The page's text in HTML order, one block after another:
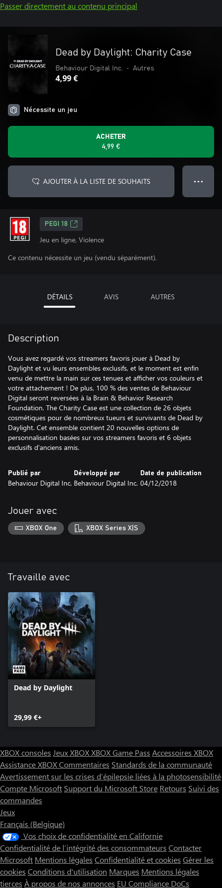
Passer directement au contenu principal
Dead by Daylight: Charity Case
Behaviour Digital Inc. • Autres
4,99 €
Nécessite un jeu
ACHETER
4,99 €
AJOUTER À LA LISTE DE SOUHAITS ● ● ●
PEGI 18
Jeu en ligne, Violence
Ce contenu nécessite un jeu (vendu séparément).
DÉTAILS AVIS AUTRES
Description
Vous avez regardé vos streamers favoris jouer à Dead by
Daylight et vu leurs ensembles exclusifs, et le moment est enfin
venu de mettre la main sur ces tenues et afficher vos couleurs et
votre attachement ! De plus, 100 % des ventes de Behaviour
Digital seront reversées à la Brain & Behavior Research
Foundation. The Charity Case est une collection de 26 objets
cosmétiques pour de nombreux tueurs et survivants de Dead by
Daylight. Cet ensemble contient 20 nouvelles options de
personnalisation basées sur vos streamers favoris et 6 objets
exclusifs d'anciens amis.
Publié par
Behaviour Digital Inc.
Développé par
Behaviour Digital Inc.
Date de publication
04/12/2018
Jouer avec
XBOX One XBOX Series X|S
Travaille avec
Dead by Daylight
29,99 €+
XBOX consoles Jeux XBOXXBOX Game Pass Accessoires XBOX
Assistance XBOXCommentaires Standards de la communauté
Avertissement sur les crises d’épilepsie liées à la photosensibilité
Compte Microsoft Support du Microsoft Store Retours Suivi des
commandes
Jeux
Français (Belgique)
Vos choix de confidentialité en Californie
Confidentialité de l’intégrité des consommateurs Contacter
Microsoft Mentions légales Confidentialité et cookies Gérer les
cookies Conditions d'utilisation Marques Mentions légales
tierces À propos de nos annonces EU Compliance DoCs